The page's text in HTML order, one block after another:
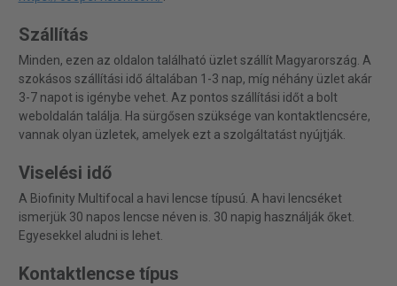
Szállítás
Minden, ezen az oldalon található üzlet szállít Magyarország. A
szokásos szállítási idő általában 1-3 nap, míg néhány üzlet akár
3-7 napot is igénybe vehet. Az pontos szállítási időt a bolt
weboldalán találja. Ha sürgősen szüksége van kontaktlencsére,
vannak olyan üzletek, amelyek ezt a szolgáltatást nyújtják.
Viselési idő
A Biofinity Multifocal a havi lencse típusú. A havi lencséket
ismerjük 30 napos lencse néven is. 30 napig használják őket.
Egyesekkel aludni is lehet.
Kontaktlencse típus